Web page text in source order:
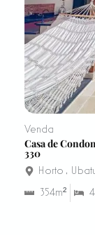
Venda
Casa de
330
Horto ,
354m²